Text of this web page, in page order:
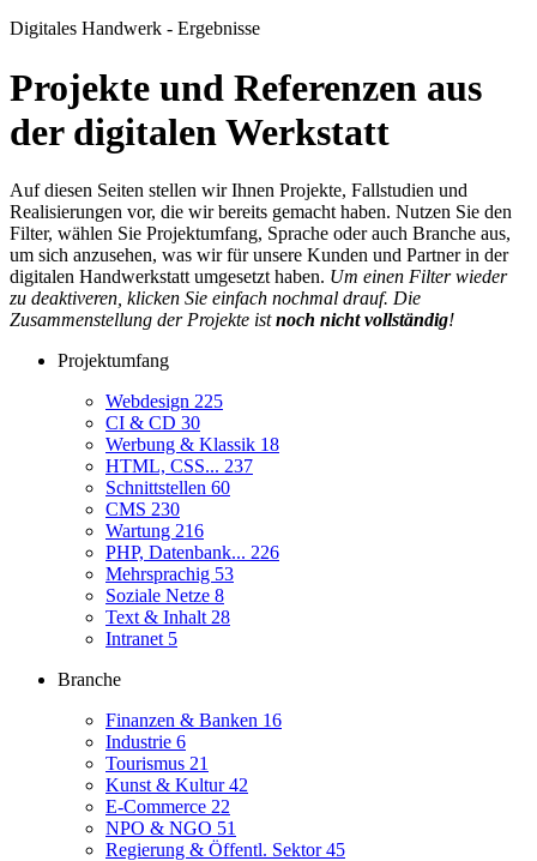
Digitales Handwerk - Ergebnisse
Projekte und Referenzen aus
der digitalen Werkstatt
Auf diesen Seiten stellen wir Ihnen Projekte, Fallstudien und
Realisierungen vor, die wir bereits gemacht haben. Nutzen Sie den
Filter, wählen Sie Projektumfang, Sprache oder auch Branche aus,
um sich anzusehen, was wir für unsere Kunden und Partner in der
digitalen Handwerkstatt umgesetzt haben. Um einen Filter wieder
zu deaktiveren, klicken Sie einfach nochmal drauf. Die
Zusammenstellung der Projekte istnoch nicht vollständig!
Projektumfang
Webdesign 225
CI & CD 30
Werbung & Klassik 18
HTML, CSS... 237
Schnittstellen 60
CMS 230
Wartung 216
PHP, Datenbank... 226
Mehrsprachig 53
Soziale Netze 8
Text & Inhalt 28
Intranet 5
Branche
Finanzen & Banken 16
Industrie 6
Tourismus 21
Kunst & Kultur42
E-Commerce 22
NPO & NGO 51
Regierung & Öffentl. Sektor45